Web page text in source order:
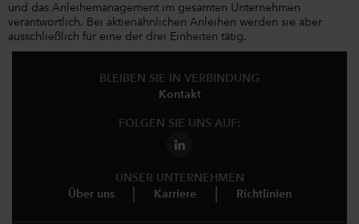
und das Anleihemanagement im gesamten Unternehmen
verantwortlich. Bei aktienähnlichen Anleihen werden sie aber
ausschließlich für eine der drei Einheiten tätig.
BLEIBEN SIE IN VERBINDUNG
Kontakt
FOLGEN SIE UNS AUF:
UNSER UNTERNEHMEN
Über uns
Karriere Richtlinien